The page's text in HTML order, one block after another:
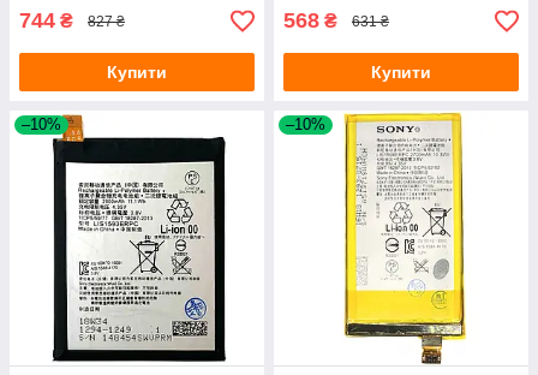
744 ₴ 827 ₴
Купити
568 ₴ 631 ₴
Купити
–10% –10%